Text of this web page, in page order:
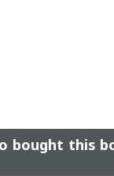
bought this